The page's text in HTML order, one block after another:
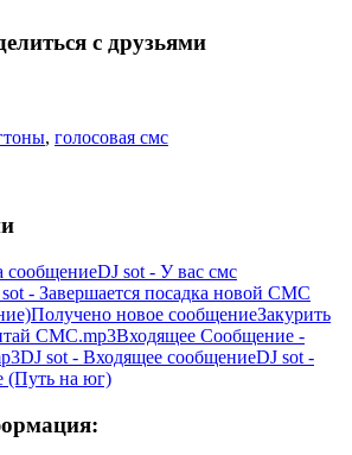
с друзьями
, голосовая смс
сообщениеDJ sot - У вас смс
- Завершается посадка новой СМС
Получено новое сообщениеЗакурить
СМС.mp3Входящее Сообщение -
DJ sot - Входящее сообщениеDJ sot -
(Путь на юг)